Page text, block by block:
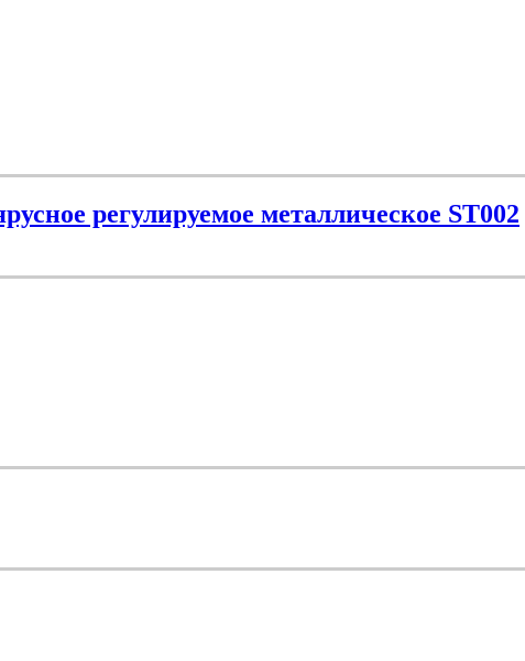
регулируемое металлическое ST002